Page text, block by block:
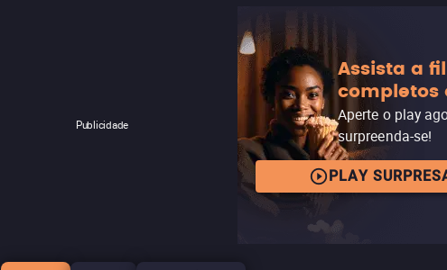
Publicidade
Assista a
completos
Aperte o play
surpreenda-se!
PLAY